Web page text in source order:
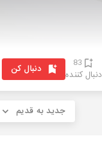
83
دنبال کننده دنبال کن
جدید به قدیم